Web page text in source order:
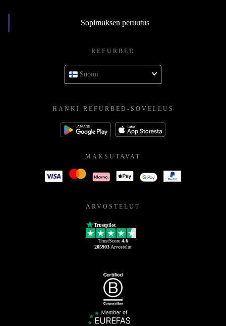
Sopimuksen peruutus
REFURBED
Suomi
HANKI REFURBED-SOVELLUS
MAKSUTAVAT
ARVOSTELUT
Trustpilot
TrustScore 4.6
205903 Arvostelut